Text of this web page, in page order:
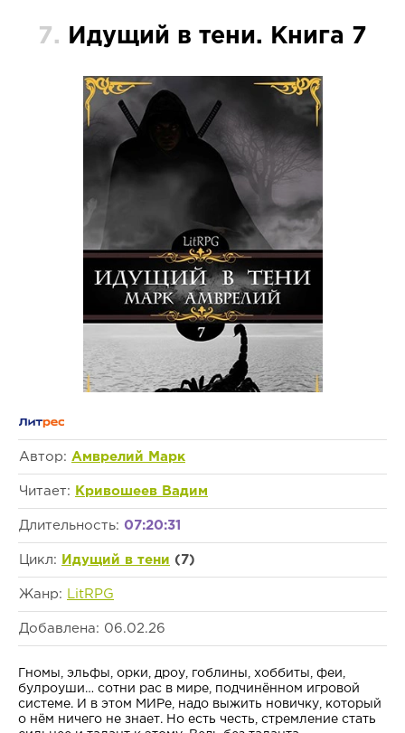
7. Идущий в тени. Книга 7
Автор: Амврелий Марк
Читает: Кривошеев Вадим
Длительность: 07:20:31
Цикл: Идущий в тени (7)
Жанр: LitRPG
Добавлена: 06.02.26
Гномы, эльфы, орки, дроу, гоблины, хоббиты, феи,
булроуши… сотни рас в мире, подчинённом игровой
системе. И в этом МИРе, надо выжить новичку, который
о нём ничего не знает. Но есть честь, стремление стать